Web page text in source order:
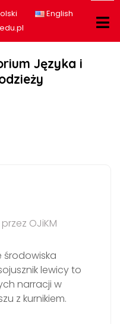
English
na Facebook
na tiktok
Języka i
OJiKM
środowiska
lewicy to
narracji w
z kurnikiem.